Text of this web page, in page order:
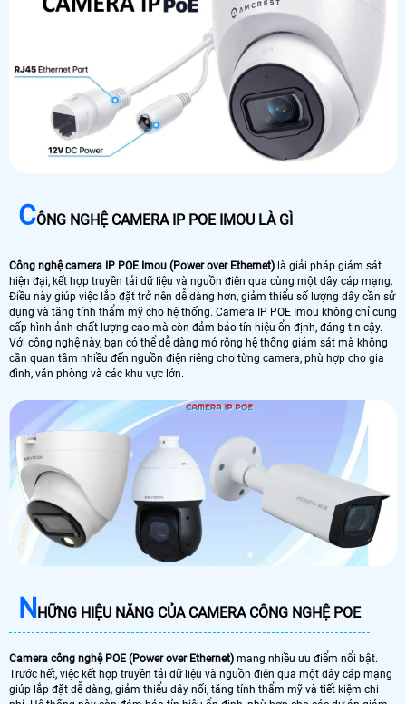
CÔNG NGHỆ CAMERA IP POE IMOU LÀ GÌ
Công nghệ camera IP POE Imou (Power over Ethernet) là giải pháp giám sát
hiện đại, kết hợp truyền tải dữ liệu và nguồn điện qua cùng một dây cáp mạng.
Điều này giúp việc lắp đặt trở nên dễ dàng hơn, giảm thiểu số lượng dây cần sử
dụng và tăng tính thẩm mỹ cho hệ thống. Camera IP POE Imou không chỉ cung
cấp hình ảnh chất lượng cao mà còn đảm bảo tín hiệu ổn định, đáng tin cậy.
Với công nghệ này, bạn có thể dễ dàng mở rộng hệ thống giám sát mà không
cần quan tâm nhiều đến nguồn điện riêng cho từng camera, phù hợp cho gia
đình, văn phòng và các khu vực lớn.
NHỮNG HIỆU NĂNG CỦA CAMERA CÔNG NGHỆ POE
Camera công nghệ POE (Power over Ethernet) mang nhiều ưu điểm nổi bật.
Trước hết, việc kết hợp truyền tải dữ liệu và nguồn điện qua một dây cáp mạng
giúp lắp đặt dễ dàng, giảm thiểu dây nối, tăng tính thẩm mỹ và tiết kiệm chi